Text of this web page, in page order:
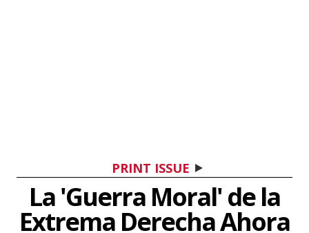
PRINT ISSUE
La 'Guerra Moral' de la
Extrema Derecha Ahora